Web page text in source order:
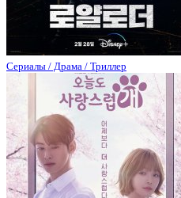
Сериалы / Драма / Триллер